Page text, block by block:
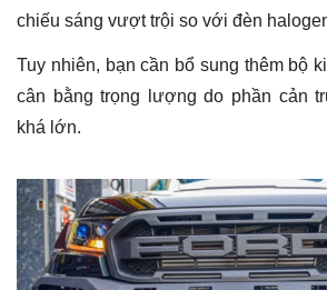
chiếu sáng vượt trội so với đèn
Tuy nhiên, bạn cần bổ sung thêm bộ
cân bằng trọng lượng do phần cản
khá lớn.